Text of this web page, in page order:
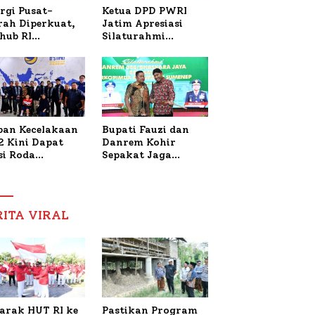
Pusat-
Diperkuat,
RI
Bahas
KM
Sentosa II
Ketua DPD PWRI
Jatim Apresiasi
Silaturahmi
dan PWRI, Sebut
Kemitraan Ideal
Polri-Pers
Kecelakaan
Kini Dapat
Roda
Nabil
Bupati Fauzi dan
Danrem Kohir
Sepakat Jaga
VIRAL
HUT RI ke
Pastikan Program